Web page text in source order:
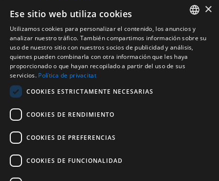
Propuestas por días
Agenda
Profesionales
Prensa
Banyoles Film Office
Galería
Contacto
es
Español
Nombre de usuario:
Contraseña:
Recordar inicio de sesión
Iniciar Cancelar
CATALAN
ENGLISH
FRENCH
×
Ese sitio web utiliza cookies
Utilizamos cookies para personalizar el contenido, los anuncios y
analizar nuestro tráfico. También compartimos información sobre su
uso de nuestro sitio con nuestros socios de publicidad y análisis,
quienes pueden combinarla con otra información que les haya
proporcionado o que hayan recopilado a partir del uso de sus
servicios. Política de privacitat
COOKIES ESTRICTAMENTE NECESARIAS
COOKIES DE RENDIMIENTO
COOKIES DE PREFERENCIAS
COOKIES DE FUNCIONALIDAD